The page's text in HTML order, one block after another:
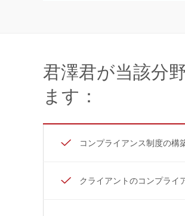
君澤君が当該分
ます：
コンプライアンス制度の構
クライアントのコンプライ